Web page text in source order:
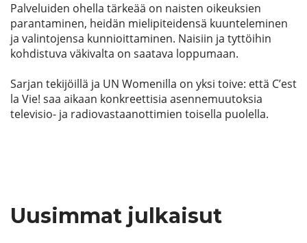
Palveluiden ohella tärkeää on naisten oikeuksien
parantaminen, heidän mielipiteidensä kuunteleminen
ja valintojensa kunnioittaminen. Naisiin ja tyttöihin
kohdistuva väkivalta on saatava loppumaan.
Sarjan tekijöillä ja UN Womenilla on yksi toive: että C’est
la Vie! saa aikaan konkreettisia asennemuutoksia
televisio- ja radiovastaanottimien toisella puolella.
Uusimmat julkaisut